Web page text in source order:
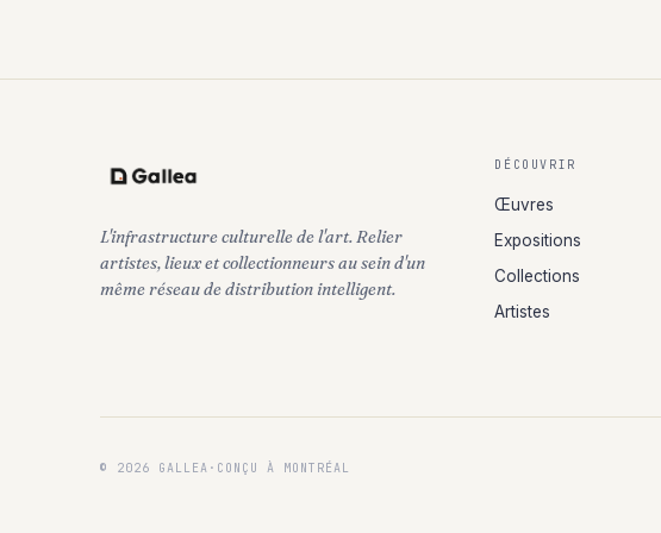
L'infrastructure culturelle de l'art. Relier
artistes, lieux et collectionneurs au sein d'un
même réseau de distribution intelligent.
DÉCOUVRIR
Œuvres
Expositions
Collections
Artistes
© 2026 GALLEA · CONÇU À MONTRÉAL